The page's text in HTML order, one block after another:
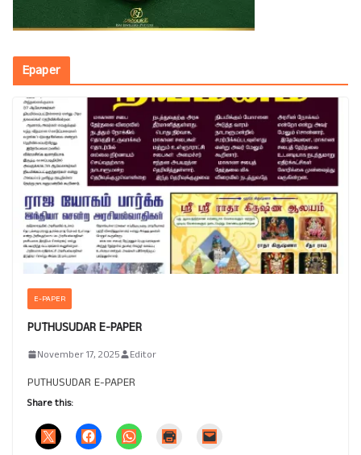
Epaper
E-PAPER
PUTHUSUDAR E-PAPER
November 17, 2025 Editor
PUTHUSUDAR E-PAPER
Share this: